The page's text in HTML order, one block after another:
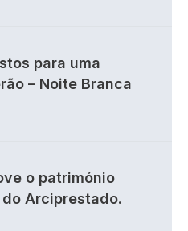
para uma
– Noite Branca
o património
Arciprestado.